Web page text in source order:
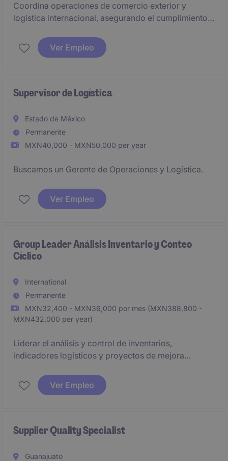
Coordina operaciones de comercio exterior y
logística internacional, asegurando el cumplimiento
agentes aduanales y proveedores logísticos,
participando en clasificación arancelaria y
Ver Empleo
Supervisor de Logística
Estado de México
Permanente
MXN40,000 - MXN50,000 per year
Buscamos un Gerente de Operaciones y Logística.
Ver Empleo
Group Leader Análisis Inventario y Conteo
Cíclico
International
Permanente
MXN32,400 - MXN36,000 por mes (MXN388,800 -
MXN432,000 per year)
Liderar el análisis y control de inventarios,
indicadores logísticos y proyectos de mejora
confiabilidad de materiales.
Ver Empleo
Supplier Quality Specialist
Guanajuato